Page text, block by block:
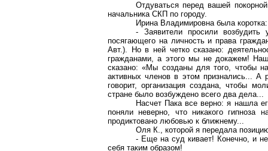
Отдуваться перед вашей
начальника СКП по городу.
Ирина Владимировна была коротка:
- Заявители просили возбудить
посягающего на личность и права
Авт.). Но в ней четко сказано:
гражданами, а этого мы не докажем!
сказано: «Мы созданы для того, чтобы
активных членов в этом признались... А
говорит, организация создана, чтобы
стране было возбуждено всего два дела...
Насчет Пака все верно: я нашла
поняли неверно, что никакого гипноза
продиктовано любовью к ближнему...
Оля К., которой я передала
- Еще на суд кивает! Конечно, и не
себя таким образом!